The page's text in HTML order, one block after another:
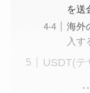
を送
海外
入す
USDT(テ